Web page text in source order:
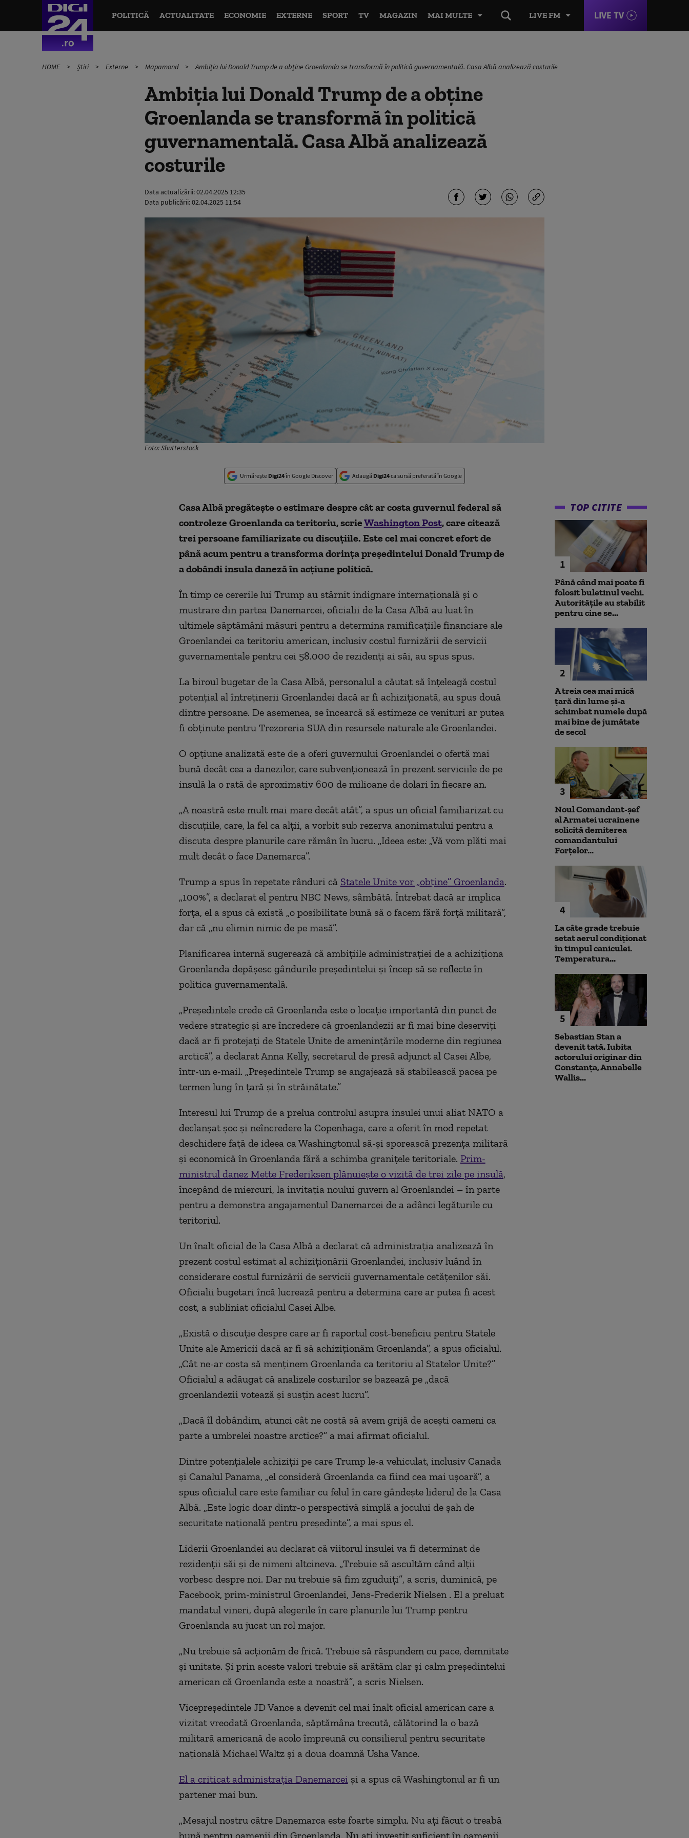
LIVE FM LIVE TV
POLITICĂ ACTUALITATE ECONOMIE EXTERNE SPORT TV MAGAZIN MAI MULTE
HOME Știri Externe Mapamond Ambiția lui Donald Trump de a obține Groenlanda se transformă în politică guvernamentală. Casa Albă analizează costurile
Ambiția lui Donald Trump de a obține
Groenlanda se transformă în politică
guvernamentală. Casa Albă analizează
costurile
Data actualizării:02.04.2025 12:35
Data publicării:02.04.2025 11:54
Foto: Shutterstock
Urmărește Digi24în Google Discover Adaugă Digi24ca sursă preferată în Google
Casa Albă pregătește o estimare despre câtar costa guvernul federal să
controleze Groenlanda ca teritoriu,scrieWashington Post, care citează
treipersoane familiarizate cu discuțiile. Este cel mai concret efort de
până acum pentru a transforma dorința președintelui Donald Trump de
a dobândi insula daneză înacțiune politică.
În timp ce cererile lui Trump au stârnit indignare internațională și o
mustrare din partea Danemarcei, oficialii de la Casa Albă au luat în
ultimele săptămâni măsuri pentru a determina ramificațiile financiare ale
Groenlandei cateritoriu american, inclusiv costul furnizării de servicii
guvernamentale pentru cei 58.000 de rezidenți ai săi, au spus spus.
La biroul bugetar de la Casa Albă, personalul a căutat să înțeleagă costul
potențial al întreținerii Groenlandei dacă ar fi achiziționată, au spus două
dintre persoane. De asemenea, se încearcă să estimeze ce venituri ar putea
fi obținute pentru Trezoreria SUA din resursele naturale ale Groenlandei.
O opțiune analizată este de a oferi guvernului Groenlandei o ofertă mai
bunădecât cea a danezilor, care subvenționează în prezent serviciile de pe
insulă la o rată de aproximativ 600 de milioane de dolari în fiecare an.
„Anoastră este mult mai mare decât atât”, a spus un oficial familiarizat cu
discuțiile, care, la fel ca alții, a vorbit sub rezerva anonimatului pentru a
discuta despre planurile care rămân în lucru. „Ideea este: „Vă vom plăti mai
mult decât o face Danemarca”.
Trump a spus în repetate rânduri că Statele Unite vor „obține” Groenlanda.
„100%”, a declaratel pentru NBC News, sâmbătă. Întrebat dacă ar implica
forța, el a spus că există „o posibilitate bună să o facem fără forță militară”,
dar că „nu eliminnimic de pe masă”.
Planificarea internă sugerează că ambițiile administrației de a achiziționa
Groenlanda depășesc gândurile președintelui și încep să se reflecte în
politica guvernamentală.
„Președintele crede că Groenlanda este o locație importantă din punct de
vedere strategic și are încredere că groenlandezii ar fi mai bine deserviți
dacă ar fi protejați de Statele Unite de amenințările moderne din regiunea
arctică”, a declarat Anna Kelly, secretarul de presă adjunct al Casei Albe,
într-un e-mail. „Președintele Trump se angajează să stabilească pacea pe
termen lung în țară și în străinătate.”
Interesul lui Trump de a prelua controlul asupra insulei unui aliat NATO a
declanșat șoc și neîncredere laCopenhaga, care a oferit în mod repetat
deschidere față de ideea ca Washingtonul să-și sporească prezența militară
și economică în Groenlanda fără a schimba granițele teritoriale. Prim-
ministrul danez Mette Frederiksen plănuiește o vizită de trei zile pe insulă,
începând de miercuri, la invitația noului guvern al Groenlandei – în parte
pentru a demonstra angajamentul Danemarcei de a adânci legăturile cu
teritoriul.
Un înalt oficial de la Casa Albă a declarat că administrația analizează în
prezent costul estimat al achiziționării Groenlandei, inclusiv luând în
considerare costul furnizării de servicii guvernamentale cetățenilor săi.
Oficialii bugetari încă lucrează pentru a determina care ar putea fi acest
cost, a subliniatoficialul Casei Albe.
„Există o discuție despre care ar fi raportul cost-beneficiu pentru Statele
Unite ale Americii dacă ar fi să achiziționăm Groenlanda”, a spus oficialul.
„Cât ne-ar costa să menținem Groenlanda ca teritoriu al Statelor Unite?”
Oficialul a adăugat că analizele costurilor se bazează pe „dacă
groenlandezii votează și susțin acest lucru”.
„Dacă îl dobândim, atunci cât ne costă să avem grijă de acești oameni ca
parte a umbrelei noastre arctice?” a mai afirmatoficialul.
Dintre potențialele achiziții pe care Trump le-a vehiculat, inclusiv Canada
și Canalul Panama, „el consideră Groenlanda ca fiind cea mai ușoară”, a
spus oficialul care este familiar cu felul în care gândește liderul de la Casa
Albă. „Este logic doar dintr-o perspectivă simplă a jocului de șah de
securitate națională pentru președinte”, a mai spus el.
Liderii Groenlandei au declarat că viitorul insulei va fi determinat de
rezidenții săi și de nimeni altcineva. „Trebuie să ascultăm când alții
vorbesc despre noi. Dar nu trebuie să fim zguduiți”, a scris, duminică, pe
Facebook, prim-ministrul Groenlandei, Jens-Frederik Nielsen . El a preluat
mandatul vineri, după alegerile în care planurile lui Trump pentru
Groenlanda au jucat un rol major.
„Nu trebuie să acționăm de frică. Trebuie să răspundem cu pace, demnitate
și unitate. Și prin aceste valori trebuie să arătăm clar și calm președintelui
american că Groenlanda este a noastră”, a scris Nielsen.
Vicepreședintele JD Vance a devenit cel mai înalt oficial american care a
vizitat vreodată Groenlanda, săptămâna trecută, călătorind la o bază
militară americană de acolo împreună cu consilierul pentru securitate
națională Michael Waltz și a doua doamnă Usha Vance.
El a criticat administrația Danemarceiși a spus că Washingtonul ar fi un
partener mai bun.
„Mesajul nostru către Danemarca este foarte simplu. Nu ați făcut o treabă
bună pentru oamenii din Groenlanda. Nu ați investit suficientîn oamenii
TOP CITITE
1
Până când mai poate fi
folosit buletinul vechi.
Autoritățile au stabilit
pentru cine se...
2
A treia cea mai mică
țară din lume și-a
schimbat numele după
mai bine de jumătate
de secol
3
Noul Comandant-șef
al Armatei ucrainene
solicită demiterea
comandantului
Forțelor...
4
La câte grade trebuie
setat aerul condiționat
în timpul caniculei.
Temperatura...
5
Sebastian Stan a
devenit tată. Iubita
actorului originar din
Constanța, Annabelle
Wallis...